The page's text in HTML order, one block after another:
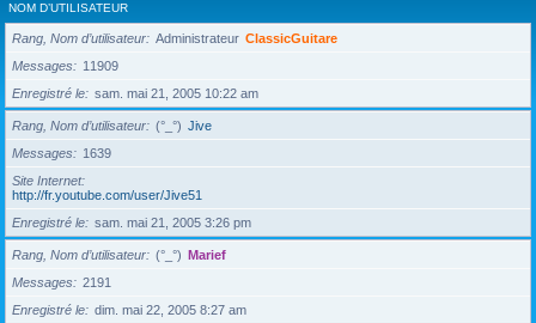
NOM D’UTILISATEUR
Rang, Nom d’utilisateur Administrateur ClassicGuitare
Messages
11909
Enregistré le
sam. mai 21, 2005 10:22 am
Rang, Nom d’utilisateur (°_°) Jive
Messages
1639
Site Internet
http://fr.youtube.com/user/Jive51
Enregistré le
sam. mai 21, 2005 3:26 pm
Rang, Nom d’utilisateur (°_°) Marief
Messages
2191
Enregistré le
dim. mai 22, 2005 8:27 am